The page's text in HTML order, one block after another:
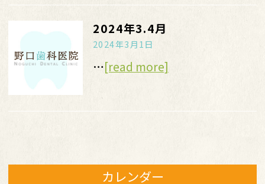
2024年3.4月
2024年3月1日
…[read more]
カレンダー